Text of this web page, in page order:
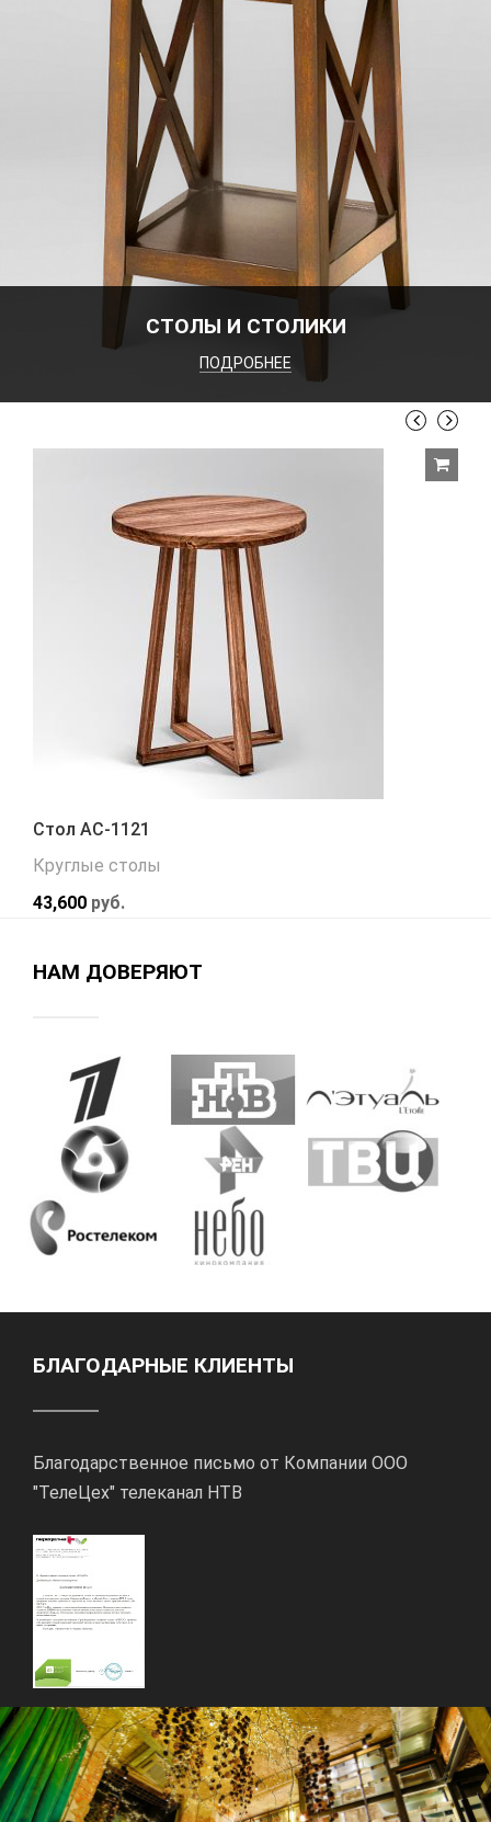
СТОЛЫ И СТОЛИКИ
ПОДРОБНЕЕ
Стол АС-1121
Круглые столы
43,600 руб.
НАМ ДОВЕРЯЮТ
БЛАГОДАРНЫЕ КЛИЕНТЫ
Благодарственное письмо от Компании ООО
"ТелеЦех" телеканал НТВ